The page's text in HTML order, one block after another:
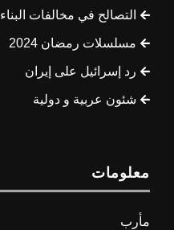
التصالح في مخالفات البناء
مسلسلات رمضان 2024
رد إسرائيل على إيران
شئون عربية و دولية
معلومات
مأرب